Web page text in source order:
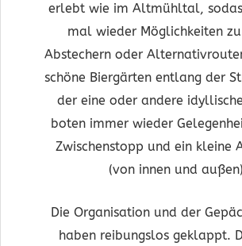
erlebt wie im Altmühltal,
mal wieder Möglichkeiten
Abstechern oder
schöne Biergärten entlang der
der eine oder andere
boten immer wieder
Zwischenstopp und ein kleine
(von innen und
Die Organisation und der
haben reibungslos geklappt.